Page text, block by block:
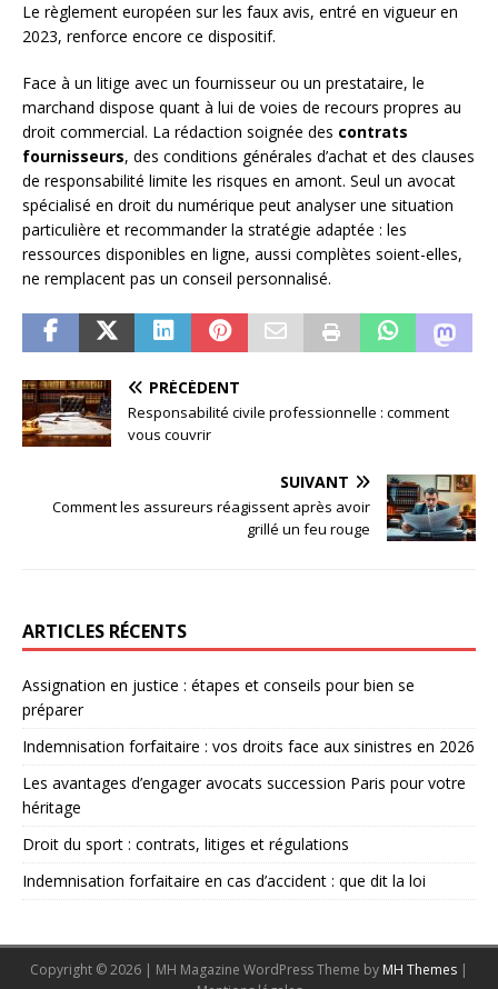
Le règlement européen sur les faux avis, entré en vigueur en
2023, renforce encore ce dispositif.
Face à un litige avec un fournisseur ou un prestataire, le
marchand dispose quant à lui de voies de recours propres au
droit commercial. La rédaction soignée des contrats
fournisseurs, des conditions générales d’achat et des clauses
de responsabilité limite les risques en amont. Seul un avocat
spécialisé en droit du numérique peut analyser une situation
particulière et recommander la stratégie adaptée : les
ressources disponibles en ligne, aussi complètes soient-elles,
ne remplacent pas un conseil personnalisé.
PRÉCÉDENT
Responsabilité civile professionnelle : comment
vous couvrir
SUIVANT
Comment les assureurs réagissent après avoir
grillé un feu rouge
ARTICLES RÉCENTS
Assignation en justice : étapes et conseils pour bien se
préparer
Indemnisation forfaitaire : vos droits face aux sinistres en 2026
Les avantages d’engager avocats succession Paris pour votre
héritage
Droit du sport : contrats, litiges et régulations
Indemnisation forfaitaire en cas d’accident : que dit la loi
Copyright © 2026 | MH Magazine WordPress Theme by MH Themes |